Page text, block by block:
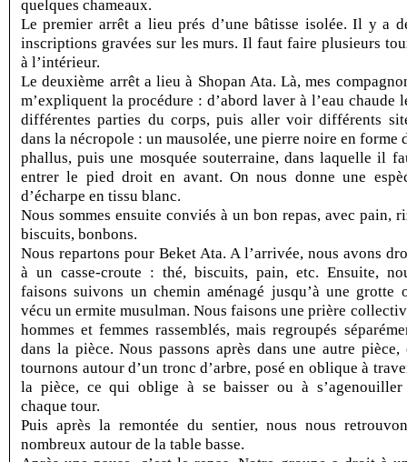
quelques chameaux.
Le premier arrêt a lieu prés d’une bâtisse isolée. Il y a
inscriptions gravées sur les murs. Il faut faire plusieurs
à l’intérieur.
Le deuxième arrêt a lieu à Shopan Ata. Là, mes
m’expliquent la procédure : d’abord laver à l’eau chaude
différentes parties du corps, puis aller voir différents
dans la nécropole : un mausolée, une pierre noire en forme
phallus, puis une mosquée souterraine, dans laquelle il
entrer le pied droit en avant. On nous donne une
d’écharpe en tissu blanc.
Nous sommes ensuite conviés à un bon repas, avec pain,
biscuits, bonbons.
Nous repartons pour Beket Ata. A l’arrivée, nous avons
à un casse-croute : thé, biscuits, pain, etc. Ensuite,
faisons suivons un chemin aménagé jusqu’à une grotte
vécu un ermite musulman. Nous faisons une prière
hommes et femmes rassemblés, mais regroupés
dans la pièce. Nous passons après dans une autre pièce,
tournons autour d’un tronc d’arbre, posé en oblique à
la pièce, ce qui oblige à se baisser ou à
chaque tour.
Puis après la remontée du sentier, nous nous
nombreux autour de la table basse.